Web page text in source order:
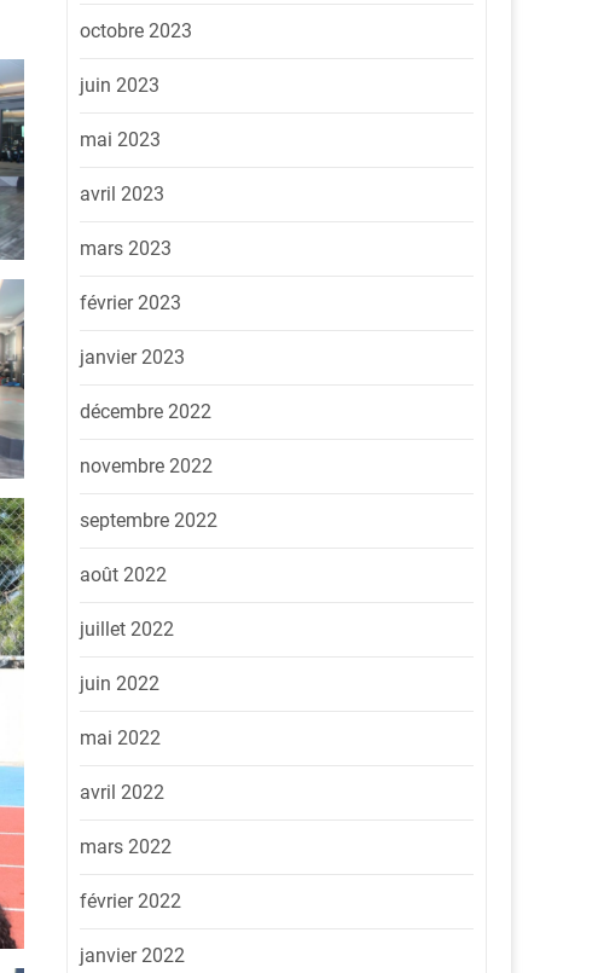
octobre 2023
juin 2023
mai 2023
avril 2023
mars 2023
février 2023
janvier 2023
décembre 2022
novembre 2022
septembre 2022
août 2022
juillet 2022
juin 2022
mai 2022
avril 2022
mars 2022
février 2022
janvier 2022